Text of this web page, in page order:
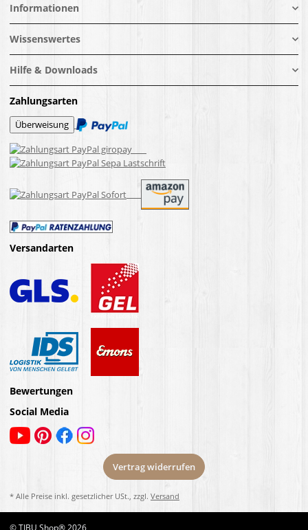
Informationen
Wissenswertes
Hilfe & Downloads
Zahlungsarten
Versandarten
Bewertungen
Social Media
Vertrag widerrufen
* Alle Preise inkl. gesetzlicher USt., zzgl. Versand